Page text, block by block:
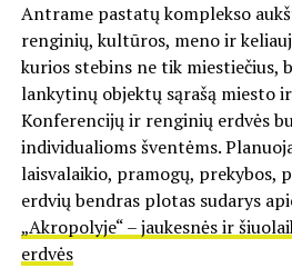
Antrame pastatų komplekso
renginių, kultūros, meno ir
kurios stebins ne tik miestiečius,
lankytinų objektų sąrašą miesto ir
Konferencijų ir renginių erdvės
individualioms šventėms.
laisvalaikio, pramogų, prekybos,
erdvių bendras plotas sudarys
„Akropolyje“ – jaukesnės ir
erdvės